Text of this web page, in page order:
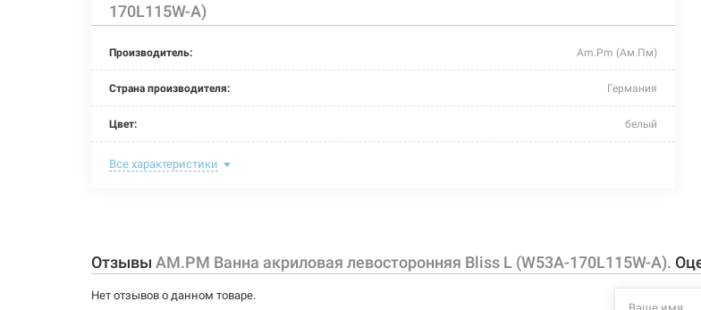
170L115W-A)
Производитель: Am.Pm (Ам.Пм)
Страна производителя: Германия
Цвет: белый
Комплектация:
Размер: 1700 мм/1150 мм
Тип монтажа: левосторонний
Все характеристики
Отзывы AM.PM Ванна акриловая левосторонняя Bliss L (W53A-170L115W-A).
Нет отзывов о данном товаре.